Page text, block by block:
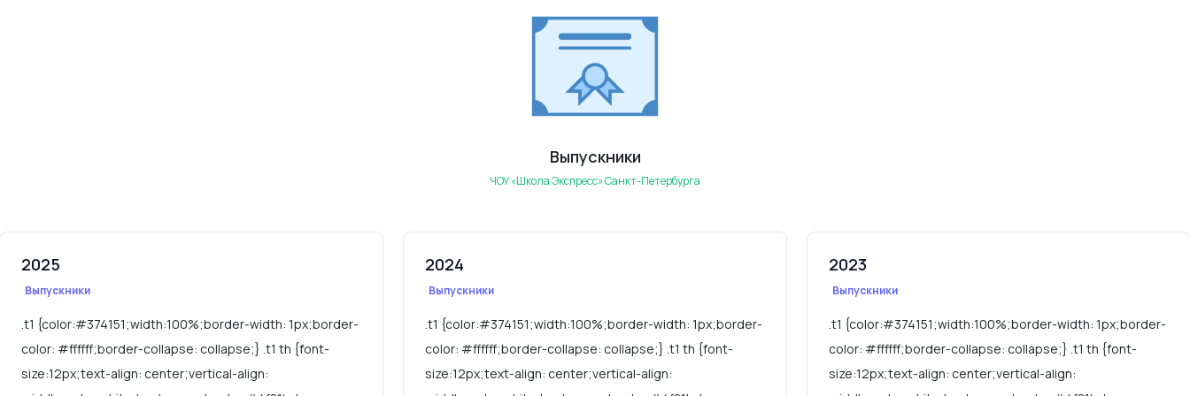
Выпускники
ЧОУ «Школа Экспресс» Санкт-Петербурга
2025
Выпускники
.t1 {color:#374151;width:100%;border-width: 1px;border-
color: #ffffff;border-collapse: collapse;} .t1 th {font-
size:12px;text-align: center;vertical-align:
2024
Выпускники
.t1 {color:#374151;width:100%;border-width: 1px;border-
color: #ffffff;border-collapse: collapse;} .t1 th {font-
size:12px;text-align: center;vertical-align:
2023
Выпускники
.t1 {color:#374151;width:100%;border-width: 1px;border-
color: #ffffff;border-collapse: collapse;} .t1 th {font-
size:12px;text-align: center;vertical-align: